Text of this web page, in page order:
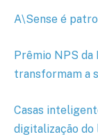
A\Sense é
Prêmio NPS da
transformam a
Casas
digitalização